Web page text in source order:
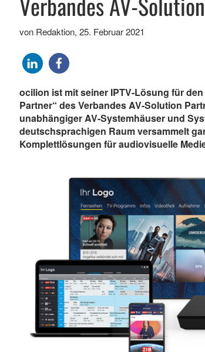
von Redaktion, 25. Februar 2021
ocilion ist mit seiner IPTV-Lösung für
Partner“ des Verbandes AV-Solution
unabhängiger AV-Systemhäuser und
deutschsprachigen Raum versammelt
Komplettlösungen für audiovisuelle